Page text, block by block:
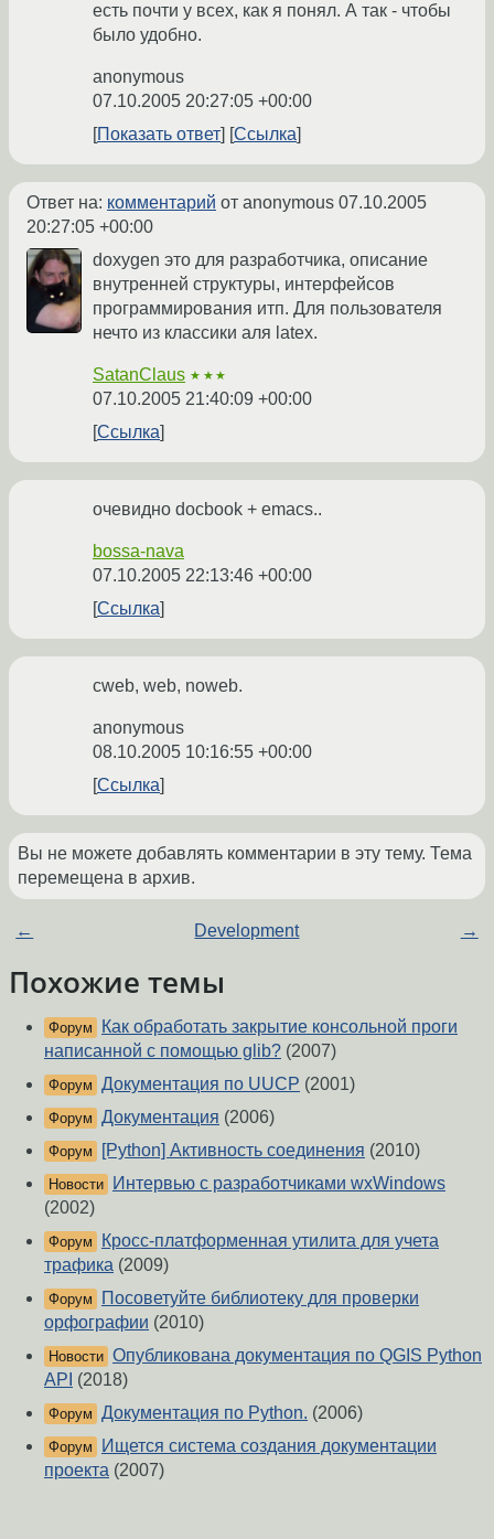
есть почти у всех, как я понял. А так - чтобы
было удобно.
anonymous
07.10.2005 20:27:05 +00:00
Показать ответ
Ссылка
Ответ на: комментарий от anonymous 07.10.2005
20:27:05 +00:00
doxygen это для разработчика, описание
внутренней структуры, интерфейсов
программирования итп. Для пользователя
нечто из классики аля latex.
SatanClaus ★★★
07.10.2005 21:40:09 +00:00
Ссылка
очевидно docbook + emacs..
bossa-nava
07.10.2005 22:13:46 +00:00
Ссылка
cweb, web, noweb.
anonymous
08.10.2005 10:16:55 +00:00
Ссылка
Вы не можете добавлять комментарии в эту тему. Тема
перемещена в архив.
← Development →
Похожие темы
Форум
Как обработать закрытие консольной проги
написанной с помощью glib? (2007)
Форум Документация по UUCP (2001)
Форум Документация (2006)
Форум [Python] Активность соединения (2010)
Новости
Интервью с разработчиками wxWindows
(2002)
Форум
Кросс-платформенная утилита для учета
трафика (2009)
Форум
Посоветуйте библиотеку для проверки
орфографии (2010)
Новости Опубликована документация по QGIS Python
API (2018)
Форум Документация по Python. (2006)
Форум
Ищется система создания документации
проекта (2007)